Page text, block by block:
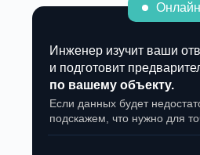
Онлайн
Инженер изучит ваши
и подготовит
по вашему объекту.
Если данных будет
подскажем, что нужно для